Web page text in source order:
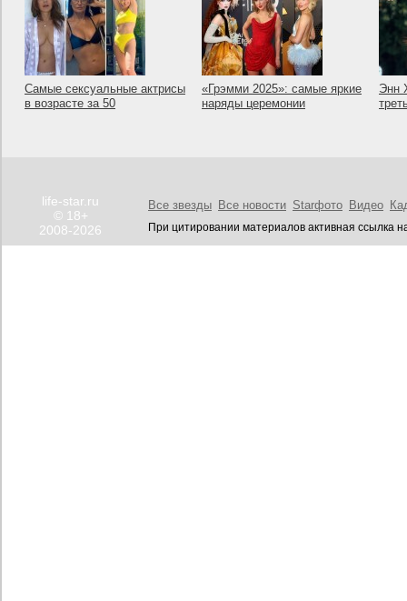
Самые сексуальные актрисы
в возрасте за 50
«Грэмми 2025»: самые яркие
наряды церемонии
Энн
life-star.ru
© 18+
2008-2026
Все звезды Все новости Starфото Видео
При цитировании материалов активная ссылка